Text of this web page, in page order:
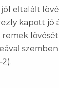
jól eltalált
kapott jó
szemben